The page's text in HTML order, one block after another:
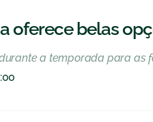
oferece belas
a temporada para as